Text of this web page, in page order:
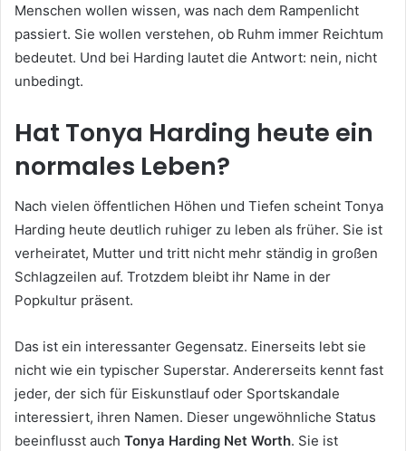
Menschen wollen wissen, was nach dem Rampenlicht
passiert. Sie wollen verstehen, ob Ruhm immer Reichtum
bedeutet. Und bei Harding lautet die Antwort: nein, nicht
unbedingt.
Hat Tonya Harding heute ein
normales Leben?
Nach vielen öffentlichen Höhen und Tiefen scheint Tonya
Harding heute deutlich ruhiger zu leben als früher. Sie ist
verheiratet, Mutter und tritt nicht mehr ständig in großen
Schlagzeilen auf. Trotzdem bleibt ihr Name in der
Popkultur präsent.
Das ist ein interessanter Gegensatz. Einerseits lebt sie
nicht wie ein typischer Superstar. Andererseits kennt fast
jeder, der sich für Eiskunstlauf oder Sportskandale
interessiert, ihren Namen. Dieser ungewöhnliche Status
beeinflusst auch Tonya Harding Net Worth. Sie ist